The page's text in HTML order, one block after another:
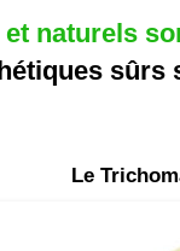
naturels
sûrs
Le